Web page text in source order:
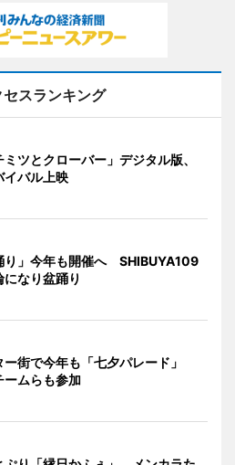
セスランキング
ツとクローバー」デジタル版、
イバル上映
り」今年も開催へ SHIBUYA109
なり盆踊り
ー街で今年も「七夕パレード」
ームらも参加